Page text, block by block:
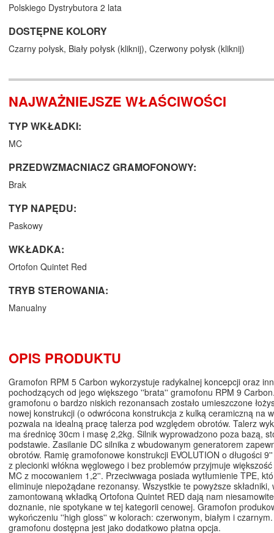
Polskiego Dystrybutora 2 lata
DOSTĘPNE KOLORY
Czarny połysk, Biały połysk (kliknij), Czerwony połysk (kliknij)
NAJWAŻNIEJSZE WŁAŚCIWOŚCI
TYP WKŁADKI:
MC
PRZEDWZMACNIACZ GRAMOFONOWY:
Brak
TYP NAPĘDU:
Paskowy
WKŁADKA:
Ortofon Quintet Red
TRYB STEROWANIA:
Manualny
OPIS PRODUKTU
Gramofon RPM 5 Carbon wykorzystuje radykalnej koncepcji oraz
pochodzących od jego większego ''brata'' gramofonu RPM 9
gramofonu o bardzo niskich rezonansach zostało umieszczone
nowej konstrukcji (o odwrócona konstrukcja z kulką ceramiczną na
pozwala na idealną pracę talerza pod względem obrotów. Talerz
ma średnicę 30cm i masę 2,2kg. Silnik wyprowadzono poza bazą,
podstawie. Zasilanie DC silnika z wbudowanym generatorem
obrotów. Ramię gramofonowe konstrukcji EVOLUTION o długości
z plecionki włókna węglowego i bez problemów przyjmuje większość
MC z mocowaniem 1,2''. Przeciwwaga posiada wytłumienie TPE,
eliminuje niepożądane rezonansy. Wszystkie te powyższe składniki,
zamontowaną wkładką Ortofona Quintet RED dają nam
doznanie, nie spotykane w tej kategorii cenowej. Gramofon
wykończeniu ''high gloss'' w kolorach: czerwonym, białym i
gramofonu dostępna jest jako dodatkowo płatna opcja.